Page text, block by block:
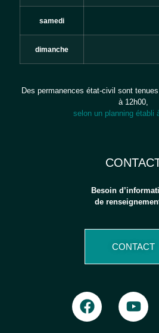
samedi
dimanche
Des permanences état-civil sont
à 12h00,
selon un planning établi
Besoin
de
CONTACT